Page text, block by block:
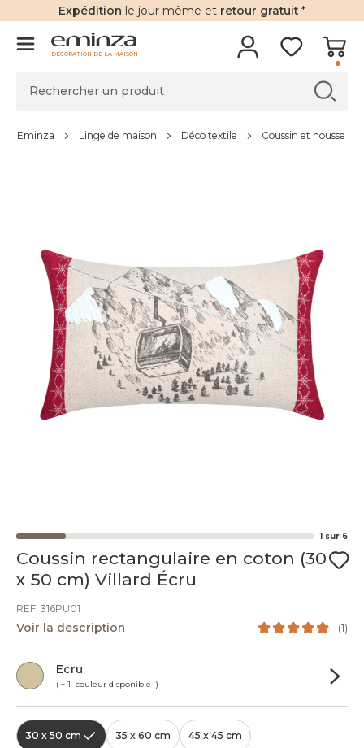
Expédition le jour même et retour gratuit *
DÉCORATION DE LA MAISON
Eminza Linge de maison Déco textile Coussin et housse
1 sur 6
Coussin rectangulaire en coton (30
x 50 cm) Villard Écru
REF. 316PU01
Voir la description (1)
Ecru
( + 1 couleur disponible )
30 x 50 cm 35 x 60 cm 45 x 45 cm